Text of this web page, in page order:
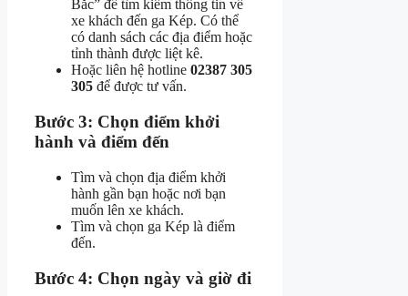
Bắc” để tìm kiếm thông tin về
xe khách đến ga Kép. Có thể
có danh sách các địa điểm hoặc
tỉnh thành được liệt kê.
Hoặc liên hệ hotline 02387 305
305 để được tư vấn.
Bước 3: Chọn điểm khởi
hành và điểm đến
Tìm và chọn địa điểm khởi
hành gần bạn hoặc nơi bạn
muốn lên xe khách.
Tìm và chọn ga Kép là điểm
đến.
Bước 4: Chọn ngày và giờ đi